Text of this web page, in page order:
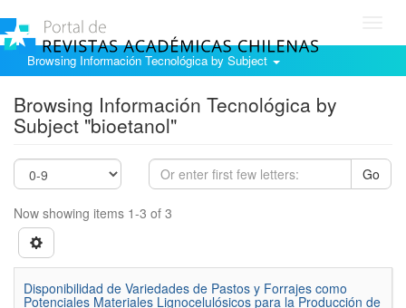
Browsing Información Tecnológica by Subject
Browsing Información Tecnológica by
Subject "bioetanol"
Go
Now showing items 1-3 of 3
Disponibilidad de Variedades de Pastos y Forrajes como
Potenciales Materiales Lignocelulósicos para la Producción de